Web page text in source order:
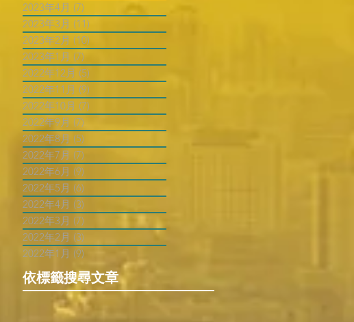
2023年4月 (7)
2023年3月 (11)
2023年2月 (10)
2023年1月 (7)
2022年12月 (5)
2022年11月 (9)
2022年10月 (7)
2022年9月 (7)
2022年8月 (5)
2022年7月 (7)
2022年6月 (9)
2022年5月 (6)
2022年4月 (3)
2022年3月 (7)
2022年2月 (3)
2022年1月 (9)
依標籤搜尋文章